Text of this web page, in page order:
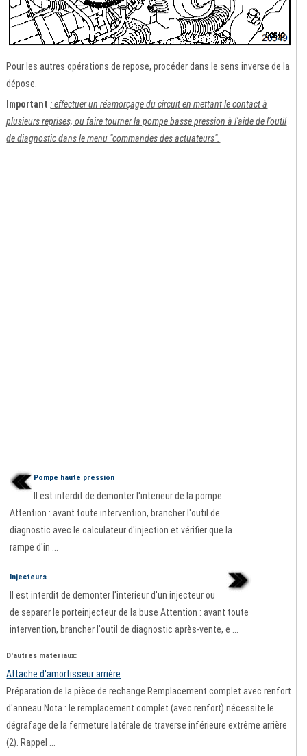
Pour les autres opérations de repose, procéder dans le sens inverse de la
dépose.
Important : effectuer un réamorçage du circuit en mettant le contact à
plusieurs reprises, ou faire tourner la pompe basse pression à l'aide de l'outil
de diagnostic dans le menu "commandes des actuateurs".
Pompe haute pression
Il est interdit de demonter l'interieur de la pompe
Attention : avant toute intervention, brancher l'outil de
diagnostic avec le calculateur d'injection et vérifier que la
rampe d'in ...
Injecteurs
Il est interdit de demonter l'interieur d'un injecteur ou
de separer le porteinjecteur de la buse Attention : avant toute
intervention, brancher l'outil de diagnostic après-vente, e ...
D'autres materiaux:
Attache d'amortisseur arrière
Préparation de la pièce de rechange Remplacement complet avec renfort
d'anneau Nota : le remplacement complet (avec renfort) nécessite le
dégrafage de la fermeture latérale de traverse inférieure extrême arrière
(2). Rappel ...